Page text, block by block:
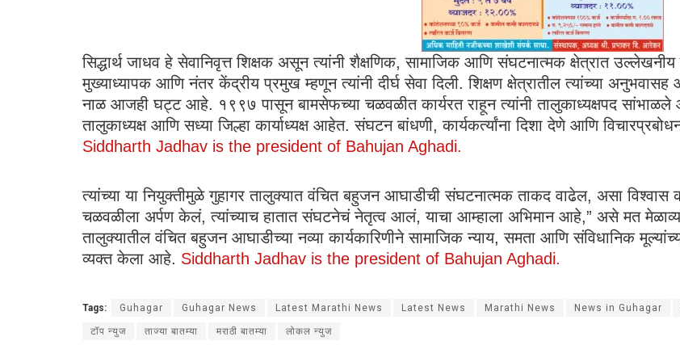
सिद्धार्थ जाधव हे सेवानिवृत्त शिक्षक असून त्यांनी शैक्षणिक, सामाजिक आणि संघटनात्मक क्षेत्रात
मुख्याध्यापक आणि नंतर केंद्रीय प्रमुख म्हणून त्यांनी दीर्घ सेवा दिली. शिक्षण क्षेत्रातील त्यांच्या
नाळ आजही घट्ट आहे. १९९७ पासून बामसेफच्या चळवळीत कार्यरत राहून त्यांनी तालुकाध्यक्षपद
तालुकाध्यक्ष आणि सध्या जिल्हा कार्याध्यक्ष आहेत. संघटन बांधणी, कार्यकर्त्यांना दिशा देणे आणि
Siddharth Jadhav is the president of Bahujan Aghadi.
त्यांच्या या नियुक्तीमुळे गुहागर तालुक्यात वंचित बहुजन आघाडीची संघटनात्मक ताकद वाढेल, असा
चळवळीला अर्पण केलं, त्यांच्याच हातात संघटनेचं नेतृत्व आलं, याचा आम्हाला अभिमान आहे,” असे मत
तालुक्यातील वंचित बहुजन आघाडीच्या नव्या कार्यकारिणीने सामाजिक न्याय, समता आणि संविधानिक
व्यक्त केला आहे. Siddharth Jadhav is the president of Bahujan Aghadi.
Tags: Guhagar Guhagar News Latest Marathi News Latest News Marathi News News in Guhagar
टॉप न्युज ताज्या बातम्या मराठी बातम्या लोकल न्युज